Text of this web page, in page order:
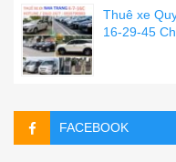
Thuê xe
16-29-45
FACEBOOK